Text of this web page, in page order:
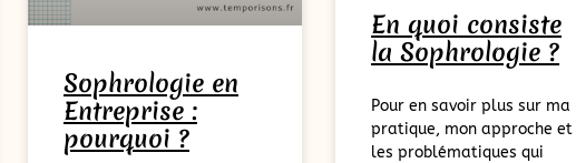
Sophrologie en
Entreprise :
pourquoi ?
En quoi consiste
la Sophrologie ?
Pour en savoir plus sur ma
pratique, mon approche et
les problématiques qui